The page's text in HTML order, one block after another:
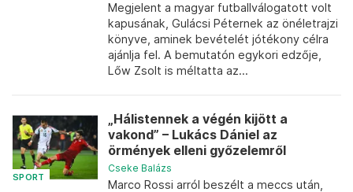
Megjelent a magyar futballválogatott volt
kapusának, Gulácsi Péternek az önéletrajzi
könyve, aminek bevételét jótékony célra
ajánlja fel. A bemutatón egykori edzője,
Lőw Zsolt is méltatta az...
SPORT
„Hálistennek a végén kijött a
vakond” – Lukács Dániel az
örmények elleni győzelemről
Cseke Balázs
Marco Rossi arról beszélt a meccs után,